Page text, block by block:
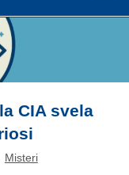
CIA svela
Misteri